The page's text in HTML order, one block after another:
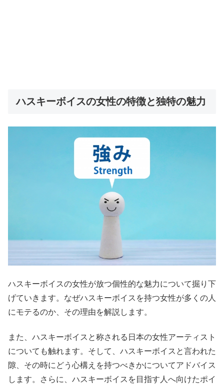
ハスキーボイスの女性の特徴と独特の魅力
ハスキーボイスの女性が放つ個性的な魅力について掘り下
げていきます。なぜハスキーボイスを持つ女性が多くの人
にモテるのか、その理由を解説します。
また、ハスキーボイスと称される日本の女性アーティスト
についても触れます。そして、ハスキーボイスと言われた
隙、その時にどう心構えを持つべきかについてアドバイス
します。さらに、ハスキーボイスを目指す人へ向けたポイ